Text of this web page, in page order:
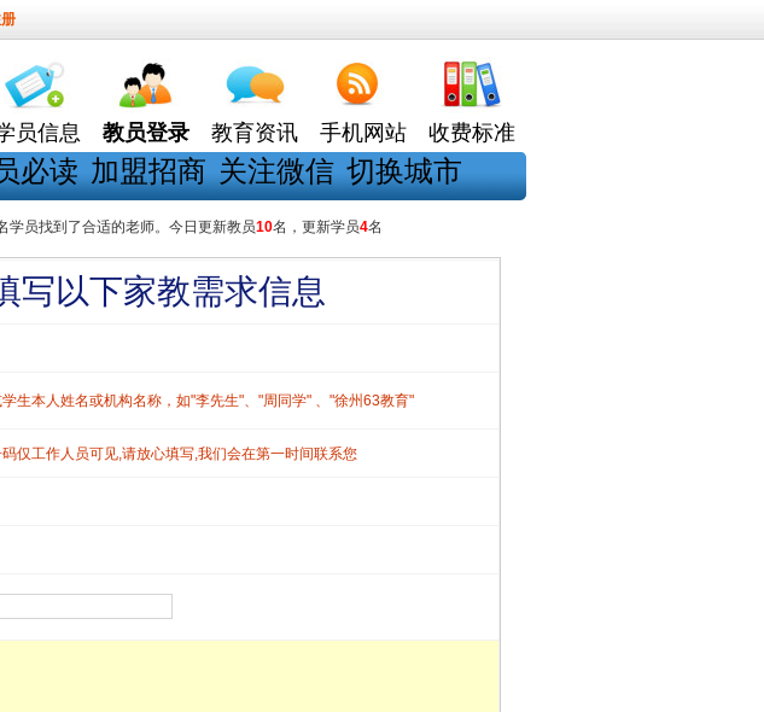
员信息 教员登录 教育资讯 手机网站 收费标准
必读 加盟招商 关注微信 切换城市
学员找到了合适的老师。今日更新教员10名，更新学员4名
写以下家教需求信息
生本人姓名或机构名称，如"李先生"、"周同学" 、"徐州63教育"
仅工作人员可见,请放心填写,我们会在第一时间联系您